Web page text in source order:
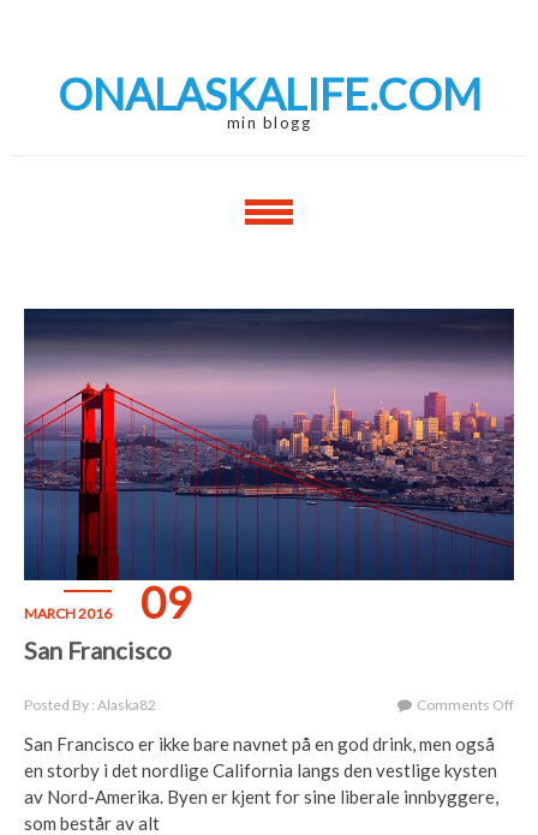
ONALASKALIFE.COM
min blogg
MARCH 2016 09
San Francisco
Posted By : Alaska82 Comments OffOn
San Francisco er ikke bare navnet på en god drink, men også
en storby i det nordlige California langs den vestlige kysten
av Nord-Amerika. Byen er kjent for sine liberale innbyggere,
som består av alt